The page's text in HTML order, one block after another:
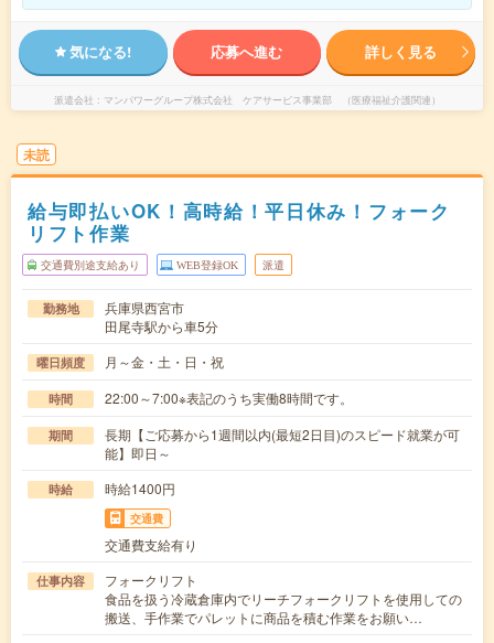
気になる! 応募へ進む 詳しく見る
派遣会社 マンパワーグループ株式会社 ケアサービス事業部 （医療福祉介護関連）
未読
給与即払いOK！高時給！平日休み！フォーク
リフト作業
交通費別途支給あり WEB登録OK 派遣
勤務地
兵庫県西宮市
田尾寺駅から車5分
曜日頻度 月～金・土・日・祝
時間 22:00～7:00※表記のうち実働8時間です。
期間
長期【ご応募から1週間以内(最短2日目)のスピード就業が可
能】即日～
時給 時給1400円
交通費
交通費支給有り
仕事内容
フォークリフト
食品を扱う冷蔵倉庫内でリーチフォークリフトを使用しての
搬送、手作業でパレットに商品を積む作業をお願い…